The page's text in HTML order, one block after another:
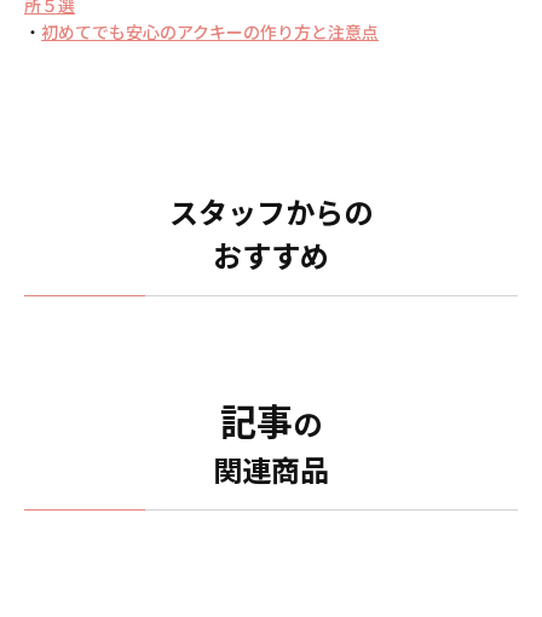
所５選
・ 初めてでも安心のアクキーの作り方と注意点
スタッフからの
おすすめ
記事の
関連商品